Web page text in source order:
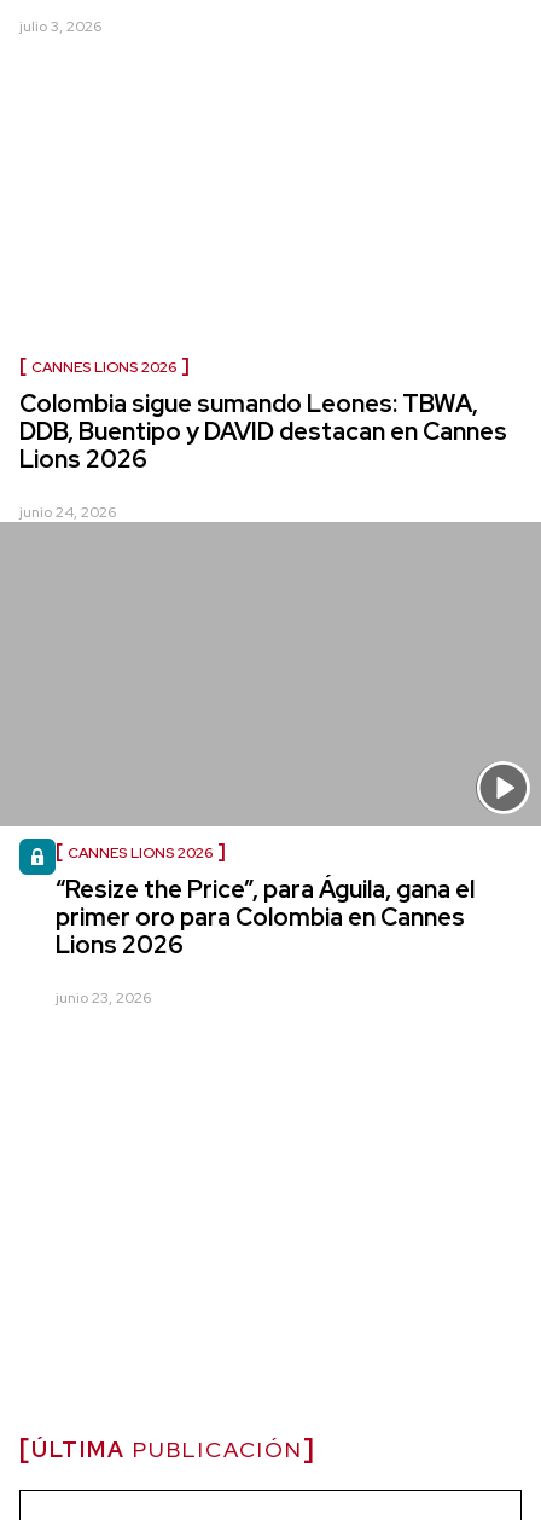
julio 3, 2026
CANNES LIONS 2026
Colombia sigue sumando Leones: TBWA,
DDB, Buentipo y DAVID destacan en Cannes
Lions 2026
junio 24, 2026
CANNES LIONS 2026
“Resize the Price”, para Águila, gana el
primer oro para Colombia en Cannes
Lions 2026
junio 23, 2026
ÚLTIMA PUBLICACIÓN